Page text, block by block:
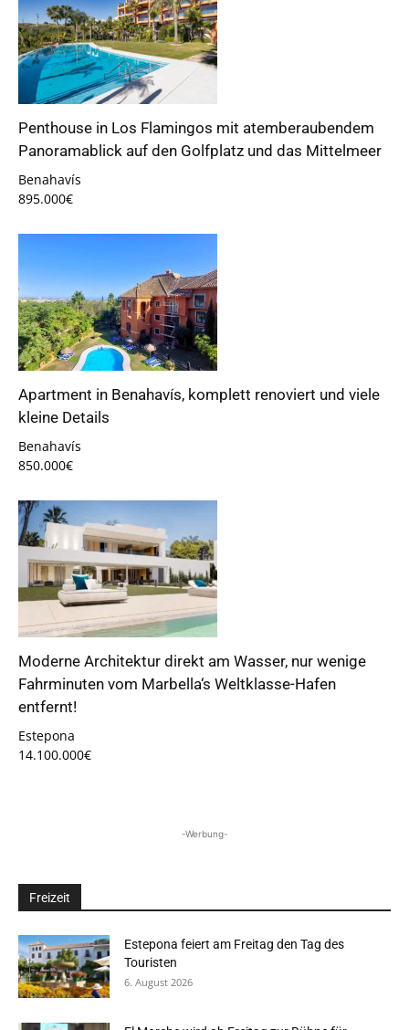
Penthouse in Los Flamingos mit atemberaubendem
Panoramablick auf den Golfplatz und das Mittelmeer
Benahavís
895.000€
Apartment in Benahavís, komplett renoviert und viele
kleine Details
Benahavís
850.000€
Moderne Architektur direkt am Wasser, nur wenige
Fahrminuten vom Marbella‘s Weltklasse-Hafen
entfernt!
Estepona
14.100.000€
-Werbung-
Freizeit
Estepona feiert am Freitag den Tag des
Touristen
6. August 2026